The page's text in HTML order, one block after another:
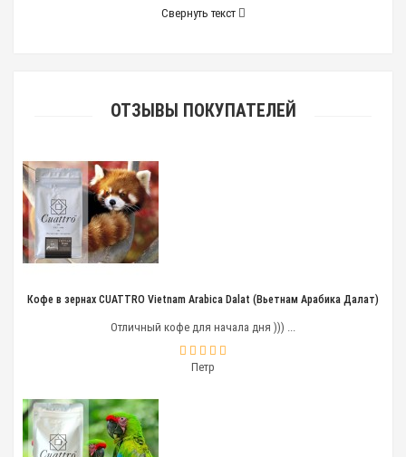
Свернуть текст
ОТЗЫВЫ ПОКУПАТЕЛЕЙ
Кофе в зернах CUATTRO Vietnam Arabica Dalat (Вьетнам Арабика Далат)
Отличный кофе для начала дня ))) ...
Петр